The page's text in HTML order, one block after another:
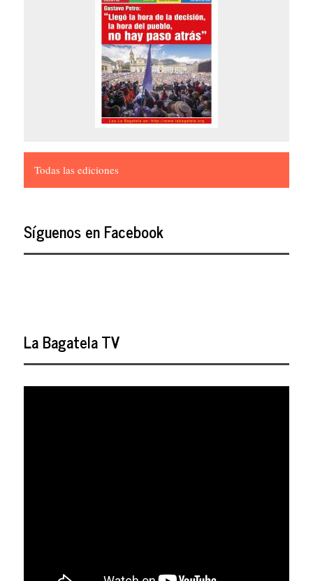
Todas las ediciones
Síguenos en Facebook
La Bagatela TV